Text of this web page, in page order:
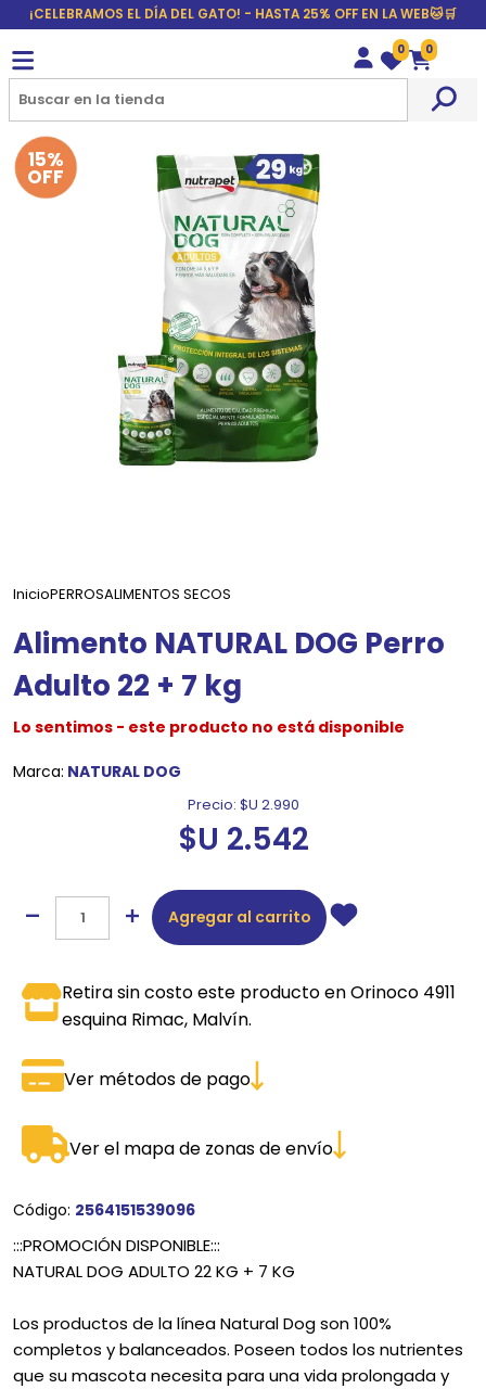
¡CELEBRAMOS EL DÍA DEL GATO! - HASTA 25% OFF EN LA WEB🐱🛒
Wishlist
0
Carrito
0
15%
OFF
InicioPERROSALIMENTOS SECOS
Alimento NATURAL DOG Perro
Adulto 22 + 7 kg
Lo sentimos - este producto no está disponible
Marca: NATURAL DOG
Precio: $U 2.990
$U 2.542
Agregar al carrito
Retira sin costo este producto en Orinoco 4911
esquina Rimac, Malvín.
Ver métodos de pago
Ver el mapa de zonas de envío
Código: 2564151539096
:::PROMOCIÓN DISPONIBLE:::
NATURAL DOG ADULTO 22 KG + 7 KG
Los productos de la línea Natural Dog son 100%
completos y balanceados. Poseen todos los nutrientes
que su mascota necesita para una vida prolongada y